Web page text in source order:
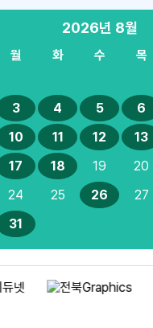
2026년 8월
월 화 수 목
3 4 5 6
10 11 12 13
17 18 19 20
24 25 26 27
31